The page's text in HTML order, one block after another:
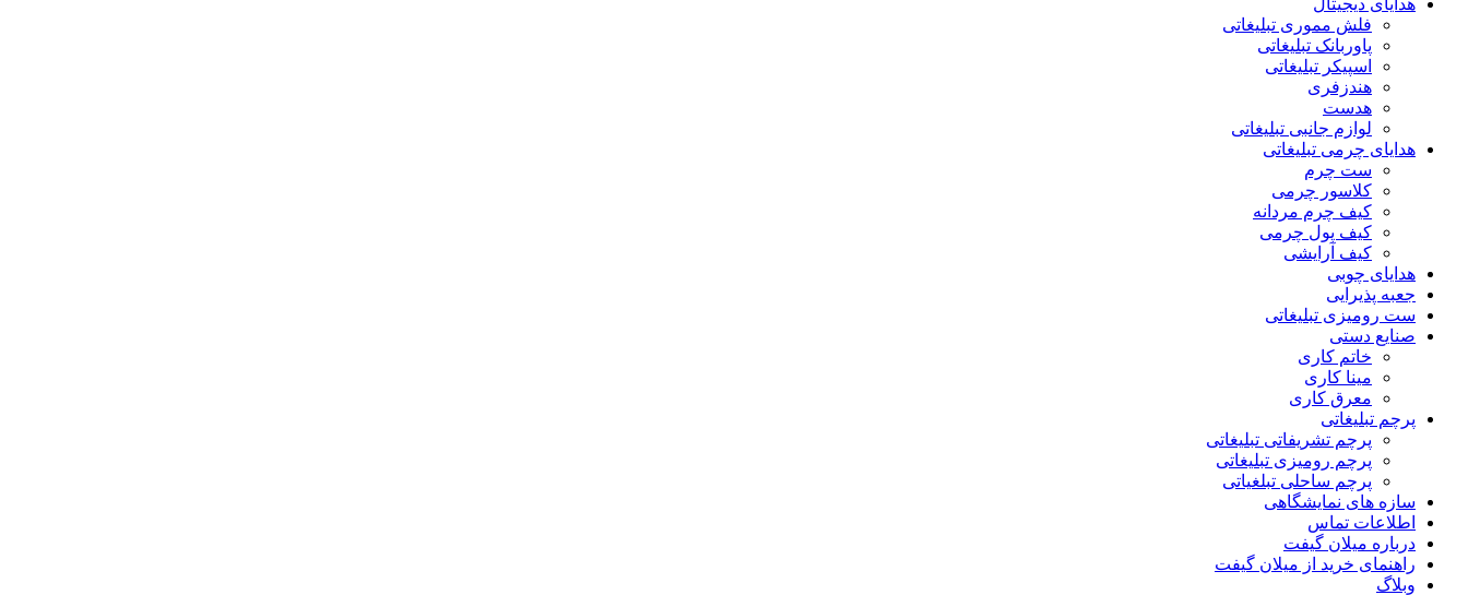
هدایای دیجیتال
فلش مموری تبلیغاتی
پاوربانک تبلیغاتی
اسپیکر تبلیغاتی
هندزفری
هدست
لوازم جانبی تبلیغاتی
هدایای چرمی تبلیغاتی
ست چرم
کلاسور چرمی
کیف چرم مردانه
کیف پول چرمی
کیف آرایشی
هدایای چوبی
جعبه پذیرایی
ست رومیزی تبلیغاتی
صنایع دستی
خاتم کاری
مینا کاری
معرق کاری
پرچم تبلیغاتی
پرچم تشریفاتی تبلیغاتی
پرچم رومیزی تبلیغاتی
پرچم ساحلی تبلغیاتی
سازه های نمایشگاهی
اطلاعات تماس
درباره میلان گیفت
راهنمای خرید از میلان گیفت
وبلاگ